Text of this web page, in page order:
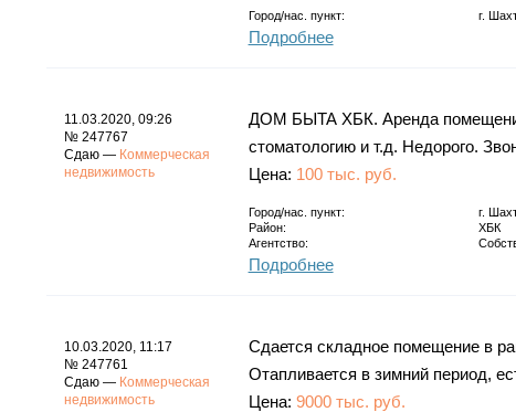
Город/нас. пункт: г.
Подробнее
11.03.2020, 09:26
№ 247767
Сдаю — Коммерческая
недвижимость
ДОМ БЫТА ХБК. Аренда
стоматологию и т.д. Недорого.
Цена: 100 тыс. руб.
Город/нас. пункт: г.
Район:
ХБК
Агентство:
Подробнее
10.03.2020, 11:17
№ 247761
Сдаю — Коммерческая
недвижимость
Сдается складное помещение в
Отапливается в зимний период,
Цена: 9000 тыс. руб.